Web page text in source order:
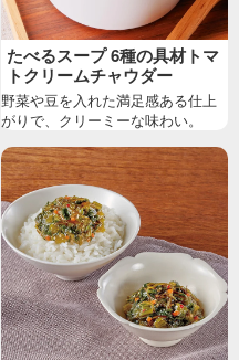
たべるスープ 6種の具材トマ
トクリームチャウダー
野菜や豆を入れた満足感ある仕上
がりで、クリーミーな味わい。